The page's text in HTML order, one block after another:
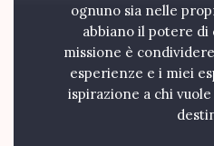
ognuno sia nelle
abbiano il potere di
missione è
esperienze e i miei
ispirazione a chi